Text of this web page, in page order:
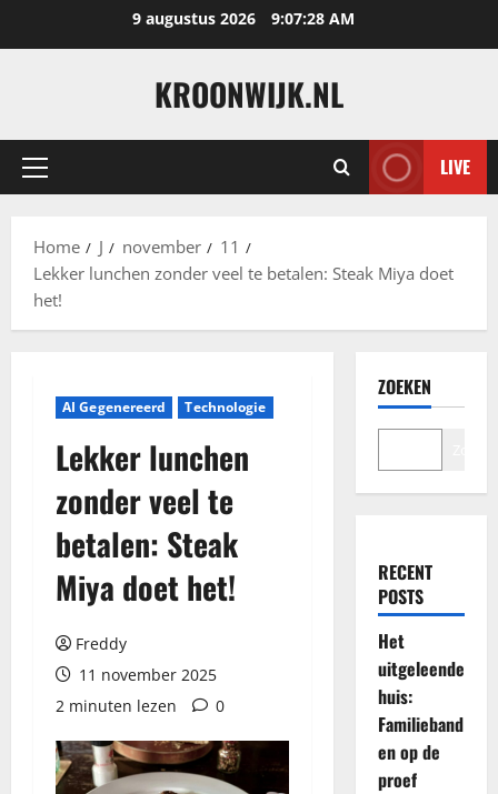
9 augustus 2026 9:07:28 AM
KROONWIJK.NL
Primair
LIVE
Home J november
11
Lekker lunchen zonder veel te betalen: Steak Miya doet
het!
AI Gegenereerd Technologie
Lekker lunchen
zonder veel te
betalen: Steak
Miya doet het!
Freddy
11 november 2025
2 minuten lezen
0
ZOEKEN
RECENT
POSTS
Het
uitgeleende
huis:
Familieband
en op de
proef